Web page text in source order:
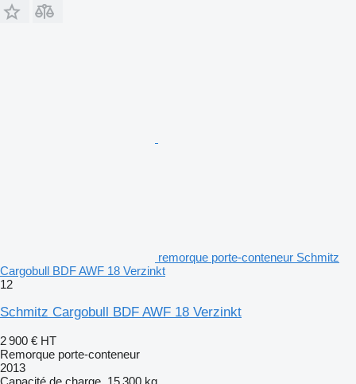
remorque porte-conteneur Schmitz
Cargobull BDF AWF 18 Verzinkt
12
Schmitz Cargobull BDF AWF 18 Verzinkt
2 900 € HT
Remorque porte-conteneur
2013
Capacité de charge 15 300 kg